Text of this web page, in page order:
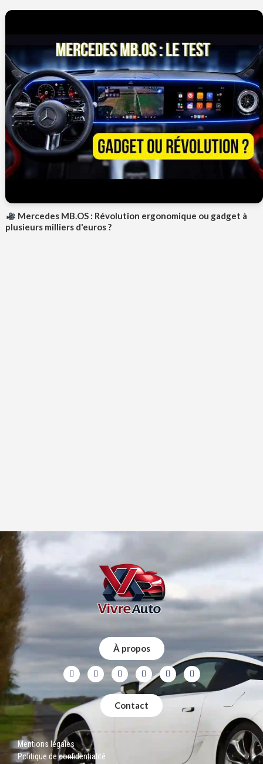
Mercedes MB.OS : Révolution ergonomique ou gadget à
plusieurs milliers d'euros ?
À propos
Contact
Mentions légales
Politique de confidentialité